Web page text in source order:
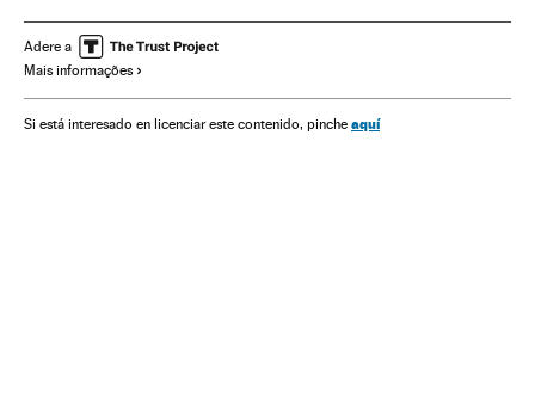
Relações gênero Mulheres
Comunicações Sociedade Mercado trabalho
Adere a
Mais informações
Si está interesado en licenciar este contenido, pinche aquí